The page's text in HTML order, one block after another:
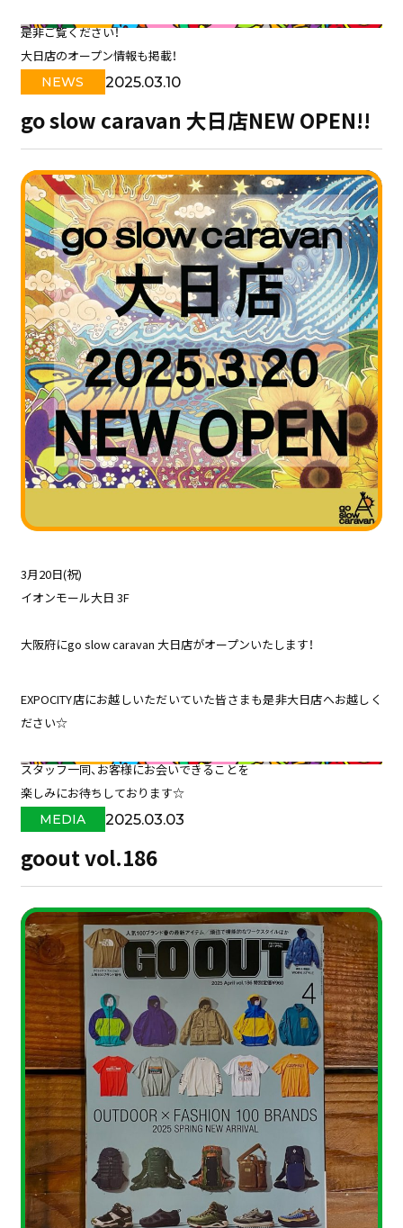
是非ご覧ください！
大日店のオープン情報も掲載！
NEWS 2025.03.10
go slow caravan 大日店NEW OPEN!!
3月20日(祝)
イオンモール大日 3F
大阪府にgo slow caravan 大日店がオープンいたします！
EXPOCITY店にお越しいただいていた皆さまも是非大日店へお越しく
ださい☆
スタッフ一同、お客様にお会いできることを
楽しみにお待ちしております☆
MEDIA 2025.03.03
goout vol.186